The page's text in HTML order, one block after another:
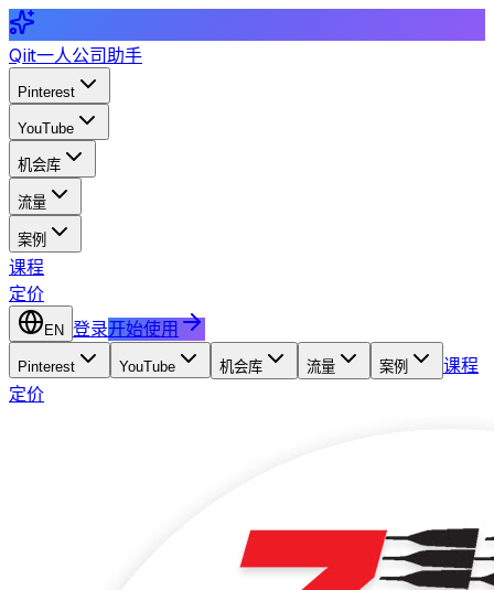
Qiit一人公司助手
Pinterest
YouTube
机会库
流量
案例
课程
定价
EN 登录开始使用
Pinterest YouTube 机会库 流量 案例
课程
定价